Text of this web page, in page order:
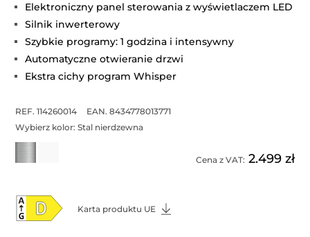
Elektroniczny panel sterowania z wyświetlaczem LED
Silnik inwerterowy
Szybkie programy: 1 godzina i intensywny
Automatyczne otwieranie drzwi
Ekstra cichy program Whisper
REF. 114260014
EAN. 8434778013771
Wybierz kolor:Stal nierdzewna
Cena z VAT: 2.499 zł
Karta produktu UE